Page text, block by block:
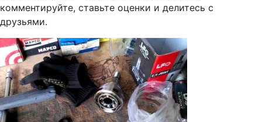
комментируйте, ставьте оценки и делитесь с
друзьями.